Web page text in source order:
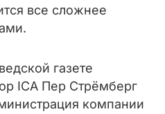
все сложнее
газете
ICA Пер Стрёмберг
компании